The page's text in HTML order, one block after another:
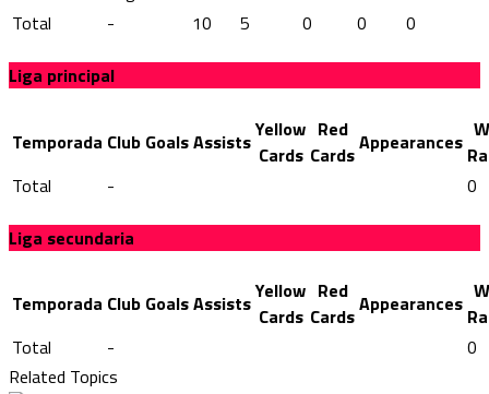
Total
- 10 5 0 0 0
Liga principal
Temporada Club GoalsAssistsYellow
Cards
Red
CardsAppearances
Total
- 0
Liga secundaria
Temporada Club GoalsAssistsYellow
Cards
Red
CardsAppearances
Total
-
0
Related Topics